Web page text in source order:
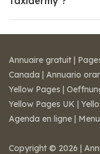
Annuaire gratuit |
Canada | Annuario
Yellow Pages |
Yellow Pages UK |
Agenda en ligne |
Copyright © 2026 |